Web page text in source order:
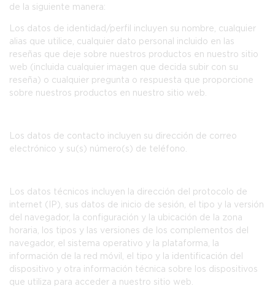
de la siguiente manera:
Los datos de identidad/perfil
incluyen su nombre, cualquier
alias que utilice, cualquier dato personal incluido en las
reseñas que deje sobre nuestros productos en nuestro sitio
web (incluida cualquier imagen que decida subir con su
reseña) o cualquier pregunta o respuesta que proporcione
sobre nuestros productos en nuestro sitio web.
Los datos de contacto incluyen su dirección de correo
electrónico y su(s) número(s) de teléfono.
Los datos técnicos incluyen la dirección del protocolo de
internet (IP), sus datos de inicio de sesión, el tipo y la versión
del navegador, la configuración y la ubicación de la zona
horaria, los tipos y las versiones de los complementos del
navegador, el sistema operativo y la plataforma, la
información de la red móvil, el tipo y la identificación del
dispositivo y otra información técnica sobre los dispositivos
que utiliza para acceder a nuestro sitio web.